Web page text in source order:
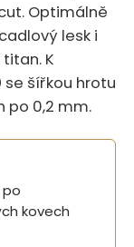
Optimálně
lesk i
K
se šířkou hrotu
po 0,2 mm.
kovech